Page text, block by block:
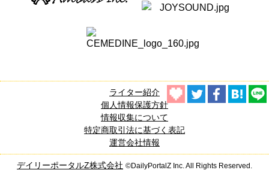
ライター紹介
個人情報保護方針
情報収集について
特定商取引法に基づく表記
運営会社情報
デイリーポータルZ株式会社 ©DailyPortalZ Inc. All Rights Reserved.